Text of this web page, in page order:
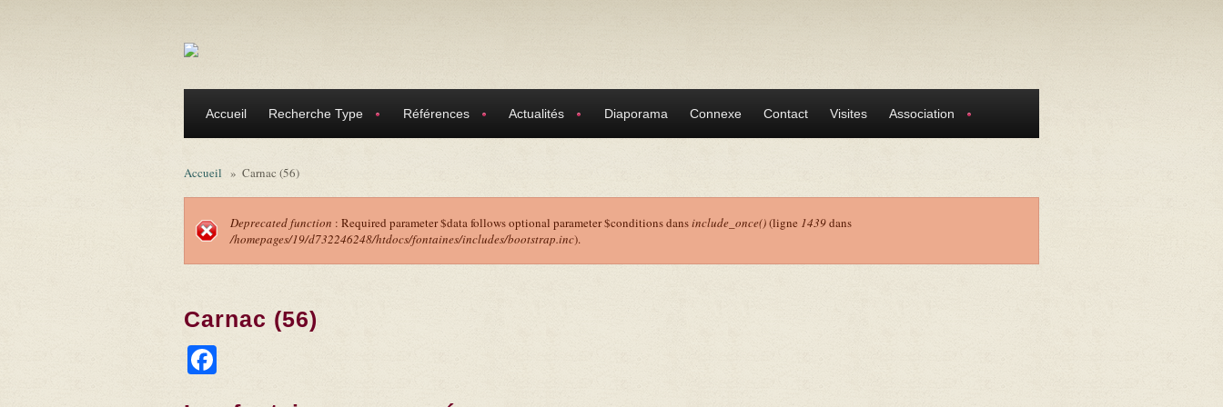
Accueil Recherche Type Références Actualités Diaporama Connexe Contact Visites Association
Accueil » Carnac (56)
Message d'erreur
Deprecated function : Required parameter $data follows optional parameter $conditions dansinclude_once()(ligne 1439dans
/homepages/19/d732246248/htdocs/fontaines/includes/bootstrap.inc).
Carnac (56)